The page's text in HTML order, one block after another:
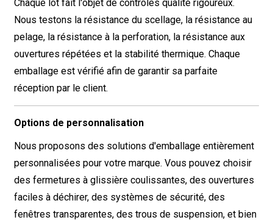
Chaque lot fait l'objet de contrôles qualité rigoureux.
Nous testons la résistance du scellage, la résistance au
pelage, la résistance à la perforation, la résistance aux
ouvertures répétées et la stabilité thermique. Chaque
emballage est vérifié afin de garantir sa parfaite
réception par le client.
Options de personnalisation
Nous proposons des solutions d'emballage entièrement
personnalisées pour votre marque. Vous pouvez choisir
des fermetures à glissière coulissantes, des ouvertures
faciles à déchirer, des systèmes de sécurité, des
fenêtres transparentes, des trous de suspension, et bien